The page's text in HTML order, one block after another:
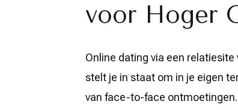
voor Hoger
Online dating via een
stelt je in staat om in je eigen
van face-to-face